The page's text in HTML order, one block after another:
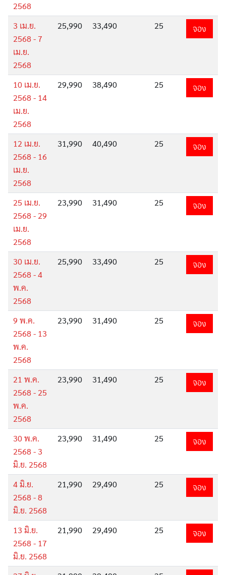
ทัวร์สแกนดิเนเวีย
ทัวร์อินเดีย
ทัวร์อังกฤษ
ทัวร์มองโกเลีย
ทัวร์เนปาล
ทัวร์ญี่ปุ่น
ทัวร์อียิปต์
ทัวร์พม่า
ทัวร์ไต้หวัน
ทัวร์ฮ่องกง
2568
3 เม.ย.
2568 - 7
เม.ย.
2568
25,990 33,490 25 จอง
10 เม.ย.
2568 - 14
เม.ย.
2568
29,990 38,490 25 จอง
12 เม.ย.
2568 - 16
เม.ย.
2568
31,990 40,490 25 จอง
25 เม.ย.
2568 - 29
เม.ย.
2568
23,990 31,490 25 จอง
30 เม.ย.
2568 - 4
พ.ค.
2568
25,990 33,490 25 จอง
9 พ.ค.
2568 - 13
พ.ค.
2568
23,990 31,490 25 จอง
21 พ.ค.
2568 - 25
พ.ค.
2568
23,990 31,490 25 จอง
30 พ.ค.
2568 - 3
มิ.ย. 2568
23,990 31,490 25 จอง
4 มิ.ย.
2568 - 8
มิ.ย. 2568
21,990 29,490 25 จอง
13 มิ.ย.
2568 - 17
มิ.ย. 2568
21,990 29,490 25 จอง